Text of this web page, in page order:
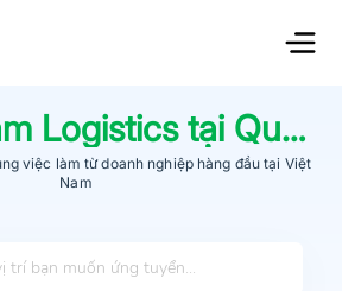
Logisticstại Quảng Ngãi
việc làm từdoanh nghiệp hàng đầu tại Việt
Nam